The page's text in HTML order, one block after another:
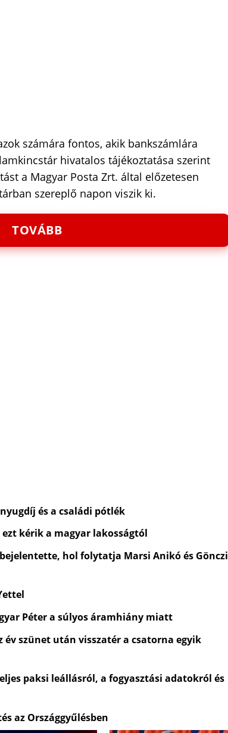
számára fontos, akik bankszámlára
hivatalos tájékoztatása szerint
a Magyar Posta Zrt. által előzetesen
szereplő napon viszik ki.
TOVÁBB
és a családi pótlék
kérik a magyar lakosságtól
hol folytatja Marsi Anikó és Gönczi
Péter a súlyos áramhiány miatt
év szünet után visszatér a csatorna egyik
paksi leállásról, a fogyasztási adatokról és
az Országgyűlésben